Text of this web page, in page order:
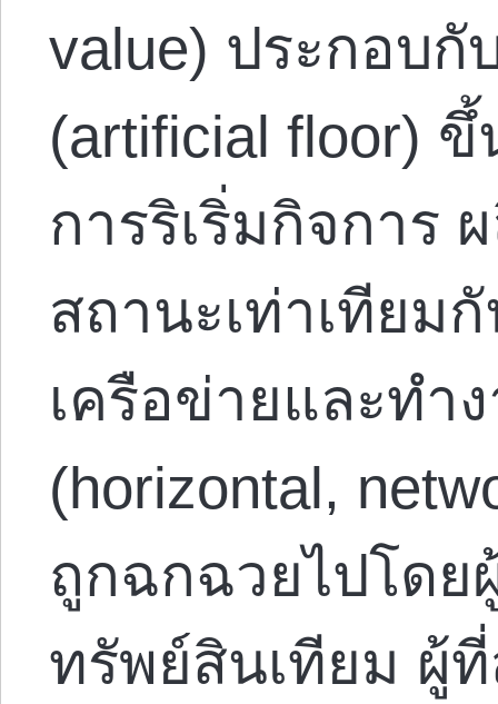
value) ประกอบกั
(artificial floor)
การริเริ่มกิจการ
สถานะเท่าเทียม
เครือข่ายและทำ
(horizontal,
ถูกฉกฉวยไปโดย
ทรัพย์สินเทียม ผู้